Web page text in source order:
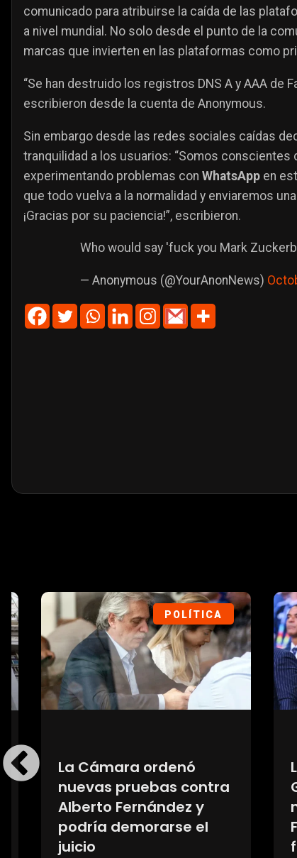
comunicado para atribuirse la caída de las
a nivel mundial. No solo desde el punto de la
marcas que invierten en las plataformas como
“Se han destruido los registros DNS A y AAA de
escribieron desde la cuenta de Anonymous.
Sin embargo desde las redes sociales caídas
tranquilidad a los usuarios: “Somos conscientes
experimentando problemas con WhatsApp en
que todo vuelva a la normalidad y enviaremos
¡Gracias por su paciencia!”, escribieron.
Who would say 'fuck you Mark
— Anonymous (@YourAnonNews)
POLÍTICA
La Cámara ordenó
nuevas pruebas contra
Alberto Fernández y
podría demorarse el
juicio